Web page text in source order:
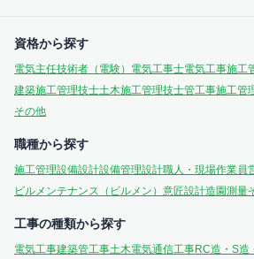
資格から探す
電気主任技術者（電験） 電気工事士電気工事施工
建築施工管理技士土木施工管理技士管工事施工管
その他
職種から探す
施工管理設備設計設備管理設計職人・現場作業員
ビルメンテナンス（ビルメン） 意匠設計造園測量
工事の種類から探す
電気工事建築管工事土木電気通信工事RC造・S造